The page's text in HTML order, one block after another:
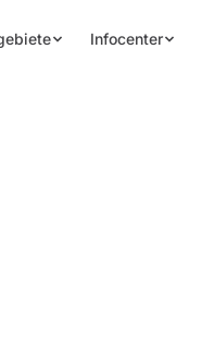
Infocenter